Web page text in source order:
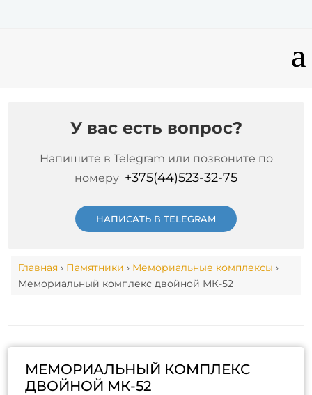
У вас есть вопрос?
Напишите в Telegram или позвоните по
номеру +375(44)523-32-75
НАПИСАТЬ В TELEGRAM
Главная › Памятники › Мемориальные комплексы ›
Мемориальный комплекс двойной МК-52
МЕМОРИАЛЬНЫЙ КОМПЛЕКС
ДВОЙНОЙ МК-52